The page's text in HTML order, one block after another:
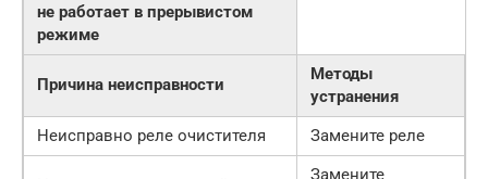
не работает в прерывистом
режиме
Причина неисправности
Методы
устранения
Неисправно реле очистителя
Замените реле
Замените